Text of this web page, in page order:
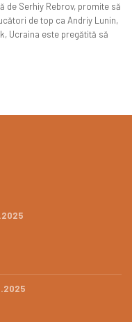
de Serhiy Rebrov, promite să
de top ca Andriy Lunin,
Ucraina este pregătită să